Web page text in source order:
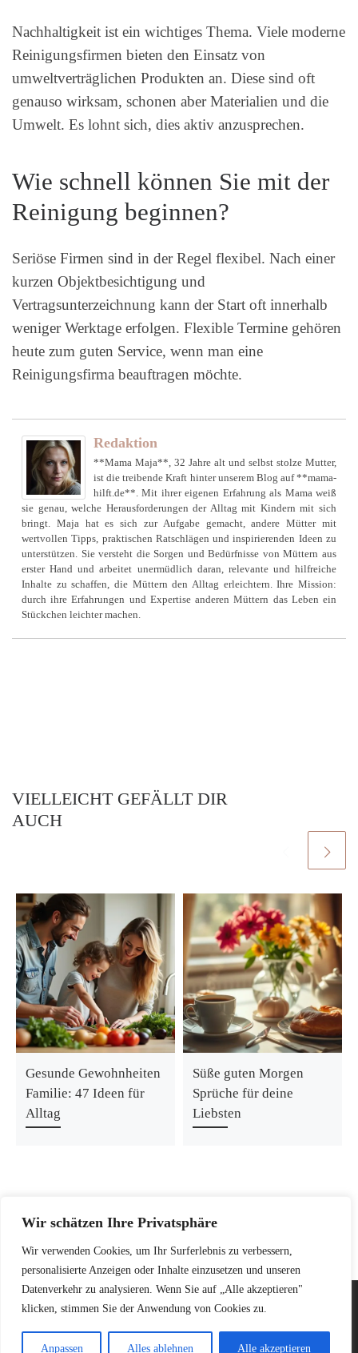
Wir schätzen Ihre Privatsphäre
Wir verwenden Cookies, um Ihr Surferlebnis zu verbessern,
personalisierte Anzeigen oder Inhalte einzusetzen und unseren
Datenverkehr zu analysieren. Wenn Sie auf „Alle akzeptieren"
klicken, stimmen Sie der Anwendung von Cookies zu.
Anpassen Alles ablehnen Alle akzeptieren
Nachhaltigkeit ist ein wichtiges Thema. Viele moderne
Reinigungsfirmen bieten den Einsatz von
umweltverträglichen Produkten an. Diese sind oft
genauso wirksam, schonen aber Materialien und die
Umwelt. Es lohnt sich, dies aktiv anzusprechen.
Wie schnell können Sie mit der
Reinigung beginnen?
Seriöse Firmen sind in der Regel flexibel. Nach einer
kurzen Objektbesichtigung und
Vertragsunterzeichnung kann der Start oft innerhalb
weniger Werktage erfolgen. Flexible Termine gehören
heute zum guten Service, wenn man eine
Reinigungsfirma beauftragen möchte.
Redaktion
**Mama Maja**, 32 Jahre alt und selbst stolze Mutter,
ist die treibende Kraft hinter unserem Blog auf **mama-
hilft.de**. Mit ihrer eigenen Erfahrung als Mama weiß
sie genau, welche Herausforderungen der Alltag mit Kindern mit sich
bringt. Maja hat es sich zur Aufgabe gemacht, andere Mütter mit
wertvollen Tipps, praktischen Ratschlägen und inspirierenden Ideen zu
unterstützen. Sie versteht die Sorgen und Bedürfnisse von Müttern aus
erster Hand und arbeitet unermüdlich daran, relevante und hilfreiche
Inhalte zu schaffen, die Müttern den Alltag erleichtern. Ihre Mission:
durch ihre Erfahrungen und Expertise anderen Müttern das Leben ein
Stückchen leichter machen.
VIELLEICHT GEFÄLLT DIR
AUCH
Gesunde Gewohnheiten
Familie: 47 Ideen für
Alltag
Süße guten Morgen
Sprüche für deine
Liebsten
© 2026 mama-hilft.de – Alle Rechte vorbehalten